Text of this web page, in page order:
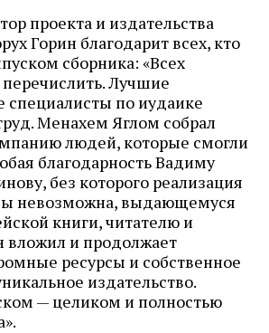
проекта и издательства
Горин благодарит всех, кто
сборника: «Всех
Лучшие
специалисты по иудаике
Менахем Яглом собрал
людей, которые смогли
благодарность Вадиму
без которого реализация
невозможна, выдающемуся
книги, читателю и
вложил и продолжает
ресурсы и собственное
издательство.
— целиком и полностью